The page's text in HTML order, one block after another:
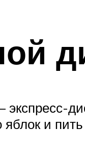
экспресс-
яблок и